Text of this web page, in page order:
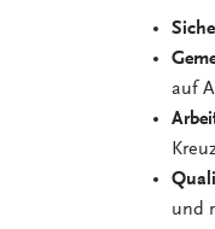
auf
und